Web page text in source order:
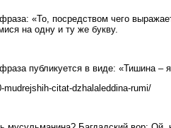
«То, посредством чего
на одну и ту же букву.
публикуется в виде: «Тишина –
citat-dzhalaleddina-rumi/